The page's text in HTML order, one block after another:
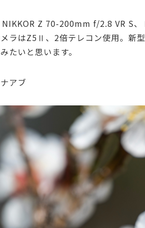
Z 70-200mm f/2.8 VR S
ラはZ5Ⅱ、2倍テレコン使用。新
たいと思います。
アブ